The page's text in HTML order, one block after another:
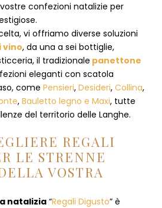
confezioni natalizie per
vi offriamo diverse soluzioni
vino, da una a sei bottiglie,
il tradizionale panettone
eleganti con scatola
come Pensieri, Desideri, Collina,
, Bauletto legno e Maxi, tutte
del territorio delle Langhe.
REGALI
LE STRENNE
VOSTRA
natalizia “Regali Digusto” è